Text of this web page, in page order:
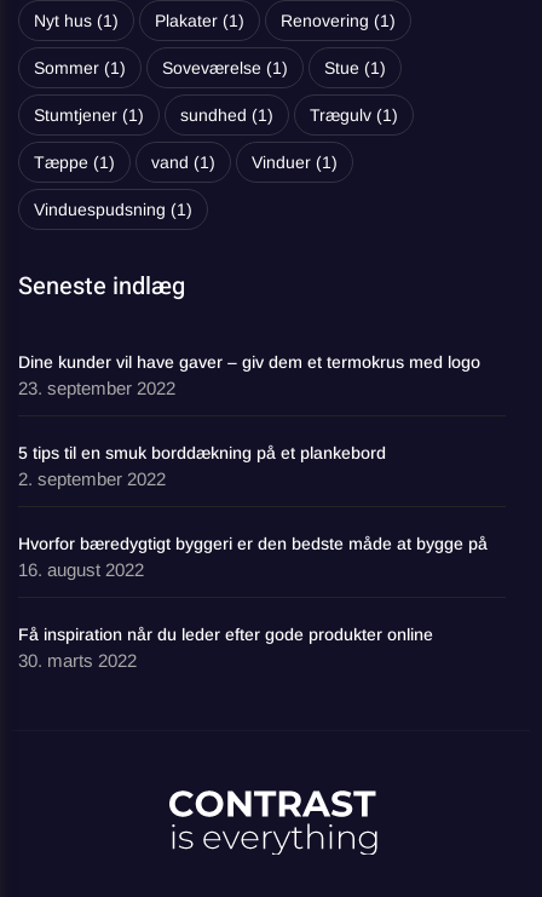
Nyt hus (1) Plakater (1) Renovering (1)
Sommer (1) Soveværelse (1) Stue (1)
Stumtjener (1) sundhed (1) Trægulv (1)
Tæppe (1) vand (1) Vinduer (1)
Vinduespudsning (1)
Seneste indlæg
Dine kunder vil have gaver – giv dem et termokrus med logo
23. september 2022
5 tips til en smuk borddækning på et plankebord
2. september 2022
Hvorfor bæredygtigt byggeri er den bedste måde at bygge på
16. august 2022
Få inspiration når du leder efter gode produkter online
30. marts 2022